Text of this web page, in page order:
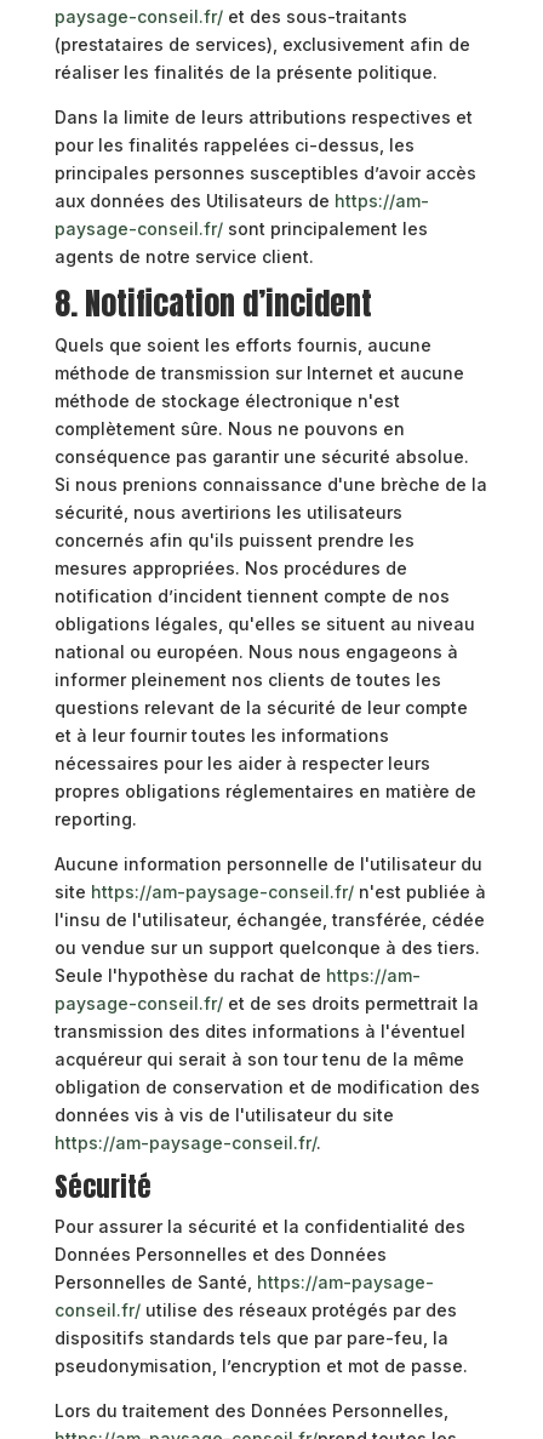
paysage-conseil.fr/et des sous-traitants
(prestataires de services), exclusivement afin de
réaliser les finalités de la présente politique.
Dans la limite de leurs attributions respectives et
pour les finalités rappelées ci-dessus, les
principales personnes susceptibles d’avoir accès
aux données des Utilisateurs de https://am-
paysage-conseil.fr/sont principalement les
agents de notre service client.
8. Notification d’incident
Quels que soient les efforts fournis, aucune
méthode de transmission sur Internet et aucune
méthode de stockage électronique n'est
complètement sûre. Nous ne pouvons en
conséquence pas garantir une sécurité absolue.
Si nous prenions connaissance d'une brèche de la
sécurité, nous avertirions les utilisateurs
concernés afin qu'ils puissent prendre les
mesures appropriées. Nos procédures de
notification d’incident tiennent compte de nos
obligations légales, qu'elles se situent au niveau
national ou européen. Nous nous engageons à
informer pleinement nos clients de toutes les
questions relevant de la sécurité de leur compte
et à leur fournir toutes les informations
nécessaires pour les aider à respecter leurs
propres obligations réglementaires en matière de
reporting.
Aucune information personnelle de l'utilisateur du
site https://am-paysage-conseil.fr/n'est publiée à
l'insu de l'utilisateur, échangée, transférée, cédée
ou vendue sur un support quelconque à des tiers.
Seule l'hypothèse du rachat de https://am-
paysage-conseil.fr/et de ses droits permettrait la
transmission des dites informations à l'éventuel
acquéreur qui serait à son tour tenu de la même
obligation de conservation et de modification des
données vis à vis de l'utilisateur du site
https://am-paysage-conseil.fr/.
Sécurité
Pour assurer la sécurité et la confidentialité des
Données Personnelles et des Données
Personnelles de Santé, https://am-paysage-
conseil.fr/utilise des réseaux protégés par des
dispositifs standards tels que par pare-feu, la
pseudonymisation, l’encryption et mot de passe.
Lors du traitement des Données Personnelles,